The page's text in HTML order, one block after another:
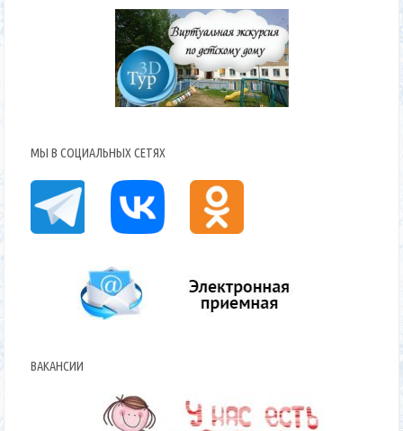
МЫ В СОЦИАЛЬНЫХ СЕТЯХ
ВАКАНСИИ